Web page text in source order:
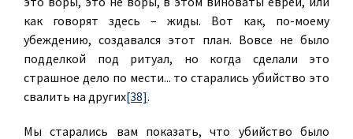
как говорят здесь – жиды. Вот как, по-моему
убеждению, создавался этот план. Вовсе не было
подделкой под ритуал, но когда сделали это
страшное дело по мести... то старались убийство это
свалить на других[38].
Мы старались вам показать, что убийство было